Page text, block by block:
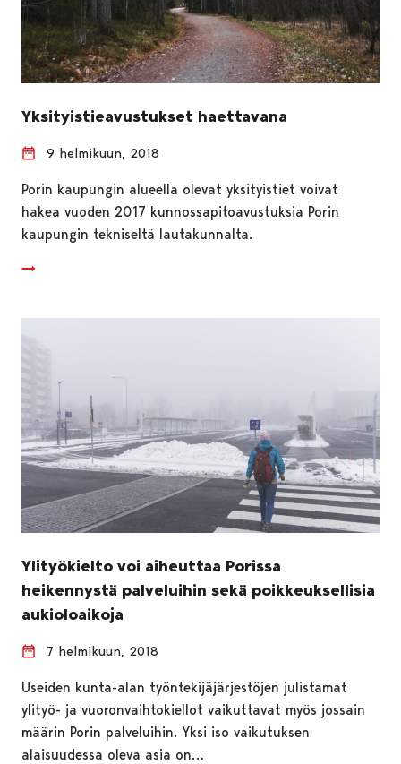
Yksityistieavustukset haettavana
9 helmikuun, 2018
Porin kaupungin alueella olevat yksityistiet voivat
hakea vuoden 2017 kunnossapitoavustuksia Porin
kaupungin tekniseltä lautakunnalta.
Ylityökielto voi aiheuttaa Porissa
heikennystä palveluihin sekä poikkeuksellisia
aukioloaikoja
7 helmikuun, 2018
Useiden kunta-alan työntekijäjärjestöjen julistamat
ylityö- ja vuoronvaihtokiellot vaikuttavat myös jossain
määrin Porin palveluihin. Yksi iso vaikutuksen
alaisuudessa oleva asia on…